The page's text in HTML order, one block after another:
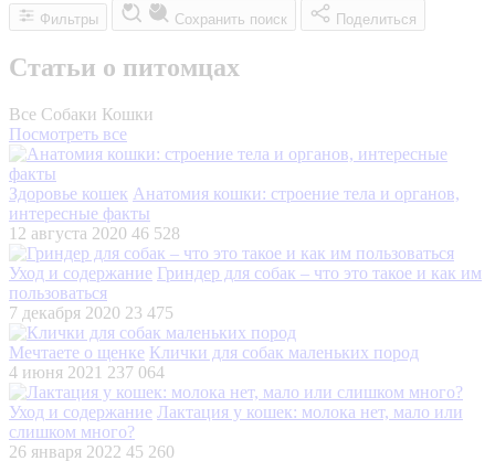
Фильтры Сохранить поиск Поделиться
Статьи о питомцах
Все Собаки Кошки
Посмотреть все
Здоровье кошек Анатомия кошки: строение тела и органов,
интересные факты
12 августа 2020 46 528
Уход и содержание Гриндер для собак – что это такое и как им
пользоваться
7 декабря 2020 23 475
Мечтаете о щенке Клички для собак маленьких пород
4 июня 2021 237 064
Уход и содержание Лактация у кошек: молока нет, мало или
слишком много?
26 января 2022 45 260